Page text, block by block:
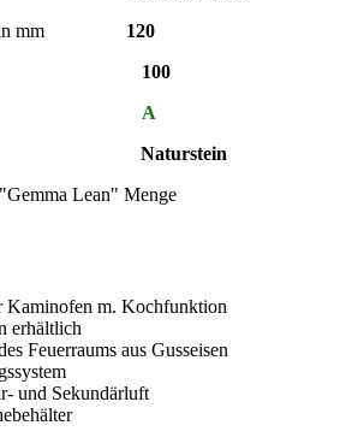
∅ in mm 120
in kg 100
A
Naturstein
Lean" Menge
Kaminofen m. Kochfunktion
erhältlich
Feuerraums aus Gusseisen
und Sekundärluft